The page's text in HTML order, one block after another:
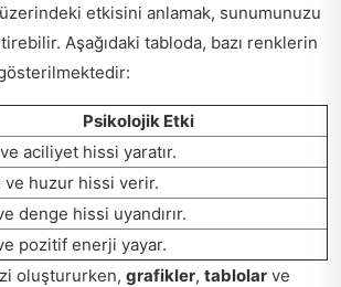
etkisini anlamak, sunumunuzu
Aşağıdaki tabloda, bazı renklerin
Psikolojik Etki
aciliyet hissi yaratır.
ve huzur hissi verir.
denge hissi uyandırır.
pozitif enerji yayar.
oluştururken, grafikler, tablolar ve